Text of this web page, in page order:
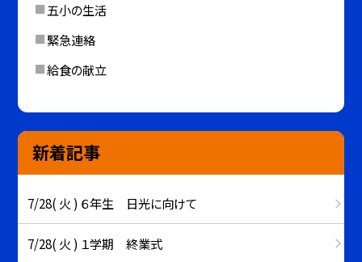
五小の生活
緊急連絡
給食の献立
新着記事
7/28( 火 ) ６年生 日光に向けて
7/28( 火 ) １学期 終業式